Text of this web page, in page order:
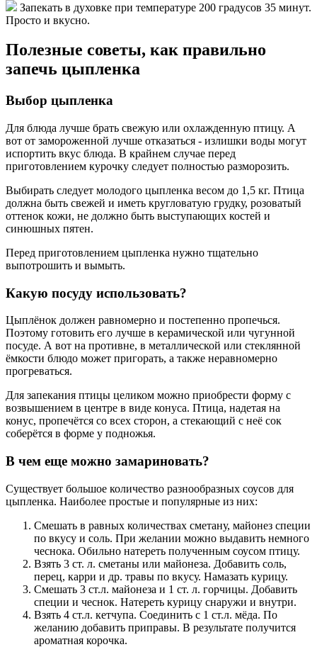
Запекать в духовке при температуре 200 градусов 35 минут.
Просто и вкусно.
Полезные советы, как правильно
запечь цыпленка
Выбор цыпленка
Для блюда лучше брать свежую или охлажденную птицу. А
вот от замороженной лучше отказаться - излишки воды могут
испортить вкус блюда. В крайнем случае перед
приготовлением курочку следует полностью разморозить.
Выбирать следует молодого цыпленка весом до 1,5 кг. Птица
должна быть свежей и иметь кругловатую грудку, розоватый
оттенок кожи, не должно быть выступающих костей и
синюшных пятен.
Перед приготовлением цыпленка нужно тщательно
выпотрошить и вымыть.
Какую посуду использовать?
Цыплёнок должен равномерно и постепенно пропечься.
Поэтому готовить его лучше в керамической или чугунной
посуде. А вот на противне, в металлической или стеклянной
ёмкости блюдо может пригорать, а также неравномерно
прогреваться.
Для запекания птицы целиком можно приобрести форму с
возвышением в центре в виде конуса. Птица, надетая на
конус, пропечётся со всех сторон, а стекающий с неё сок
соберётся в форме у подножья.
В чем еще можно замариновать?
Существует большое количество разнообразных соусов для
цыпленка. Наиболее простые и популярные из них:
Смешать в равных количествах сметану, майонез специи
по вкусу и соль. При желании можно выдавить немного
чеснока. Обильно натереть полученным соусом птицу.
Взять 3 ст. л. сметаны или майонеза. Добавить соль,
перец, карри и др. травы по вкусу. Намазать курицу.
Смешать 3 ст.л. майонеза и 1 ст. л. горчицы. Добавить
специи и чеснок. Натереть курицу снаружи и внутри.
Взять 4 ст.л. кетчупа. Соединить с 1 ст.л. мёда. По
желанию добавить приправы. В результате получится
ароматная корочка.